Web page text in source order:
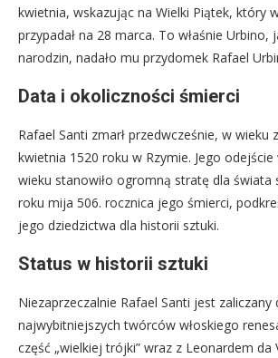
kwietnia, wskazując na Wielki Piątek, który
przypadał na 28 marca. To właśnie Urbino,
narodzin, nadało mu przydomek Rafael
Data i okoliczności śmierci
Rafael Santi zmarł przedwcześnie, w wieku
kwietnia 1520 roku w Rzymie. Jego odejście
wieku stanowiło ogromną stratę dla świata
roku mija 506. rocznica jego śmierci,
jego dziedzictwa dla historii sztuki.
Status w historii sztuki
Niezaprzeczalnie Rafael Santi jest
najwybitniejszych twórców włoskiego
część „wielkiej trójki” wraz z Leonardem da